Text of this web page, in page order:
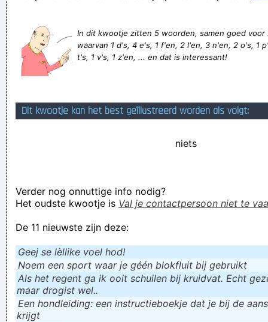
I have more trust in a dead fkn gnu than i have in stinking evil
lying wankstain cnt johnson
haar naam was keetje trippel
In dit kwootje zitten 5 woorden, samen goed
waarvan 1 d's, 4 e's, 1 f'en, 2 l'en, 3 n'en, 2 o's, 1
t's, 1 v's, 1 z'en, ... en dat is interessant!
Dit kwootje kan het best geïllustreerd worden als volgt:
niets
Verder nog onnuttige info nodig?
Het oudste kwootje is Val je contactpersoon niet te
De 11 nieuwste zijn deze:
Geej se lèllike voel hod!
Noem een sport waar je géén blokfluit bij gebruikt
Als het regent ga ik ooit schuilen bij kruidvat. Echt
maar drogist wel..
Een hondleiding: een instructieboekje dat je bij de
krijgt